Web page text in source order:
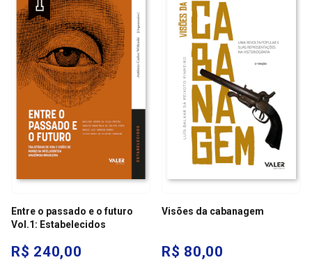
Entre o passado e o futuro
Vol.1: Estabelecidos
R$ 240,00
Visões da cabanagem
R$ 80,00